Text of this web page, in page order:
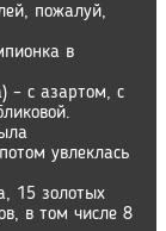
пожалуй,
в
– с азартом, с
увлеклась
15 золотых
в том числе 8